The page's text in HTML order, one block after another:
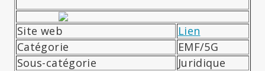
Site web
Lien
Catégorie
EMF/5G
Sous-catégorie
Juridique